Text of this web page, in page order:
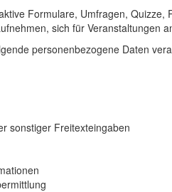
Formulare, Umfragen,
sich für Veranstaltungen
personenbezogene Daten
sonstiger Freitexteingaben